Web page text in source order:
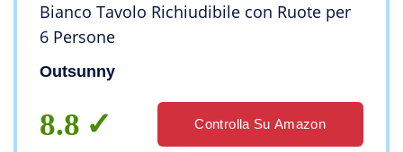
Bianco Tavolo Richiudibile con Ruote per
6 Persone
Outsunny
8.8 Controlla Su Amazon